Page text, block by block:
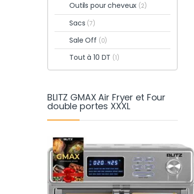
Outils pour cheveux (2)
Sacs (7)
Sale Off (0)
Tout à 10 DT (1)
BLITZ GMAX Air Fryer et Four
double portes XXXL